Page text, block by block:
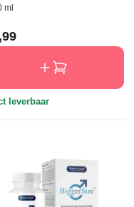
ml
prijs:
leverbaar